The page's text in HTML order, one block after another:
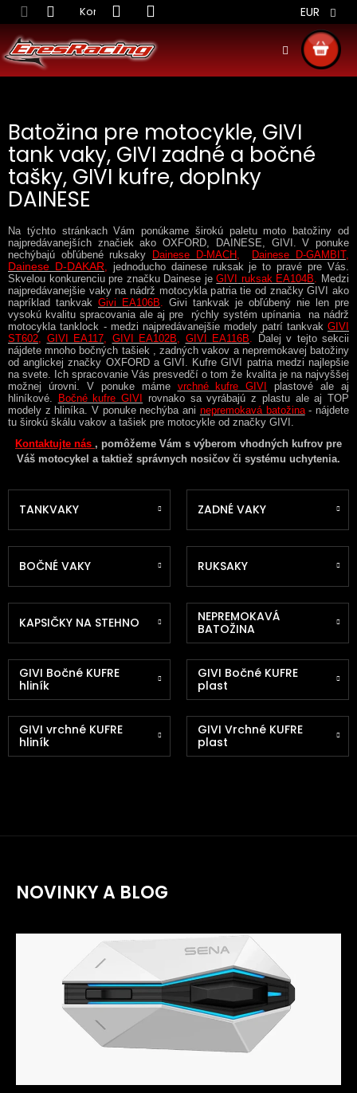
Prejsť
na
obsah
Kontakt Obchodné podmienky Doprava
EUR
KOŠÍK
Batožina pre motocykle, GIVI
tank vaky, GIVI zadné a bočné
tašky, GIVI kufre, doplnky
DAINESE
Na týchto stránkach Vám ponúkame širokú paletu moto batožiny od
najpredávanejších značiek ako OXFORD, DAINESE, GIVI. V ponuke
nechýbajú obľúbené ruksaky
Dainese D-MACH Dainese D-GAMBIT,
Dainese D-DAKAR
jednoducho dainese ruksak je to pravé pre Vás.
Skvelou konkurenciu pre značku Dainese jeGIVI ruksak EA104B
Medzi
najpredávanejšie vaky na nádrž motocykla patria tie od značky GIVI ako
napríklad tankvak Givi EA106B
Givi tankvak je obľúbený nie len pre
vysokú kvalitu spracovania ale aj pre rýchly systém upínania na nádrž
motocykla tanklock - medzi najpredávanejšie modely patrí tankvak GIVI
ST602
GIVI EA117 GIVI EA102B GIVI EA116B
Ďalej v tejto sekcii
nájdete mnoho bočných tašiek , zadných vakov a nepremokavej batožiny
od anglickej značky OXFORD a GIVI. Kufre GIVI patria medzi najlepšie
na svete. Ich spracovanie Vás presvedčí o tom že kvalita je na najvyššej
možnej úrovni. V ponuke máme vrchné kufre GIVI
plastové ale aj
hliníkové.
Bočné kufre GIVI
rovnako sa vyrábajú z plastu ale aj TOP
modely z hliníka. V ponuke nechýba ani nepremokavá batožina- nájdete
tu širokú škálu vakov a tašiek pre motocykle od značky GIVI.
Kontaktujte nás , pomôžeme Vám s výberom vhodných kufrov pre
Váš motocykel a taktiež správnych nosičov či systému uchytenia.
TANKVAKY ZADNÉ VAKY
BOČNÉ VAKY RUKSAKY
KAPSIČKY NA STEHNO
NEPREMOKAVÁ
BATOŽINA
GIVI Bočné KUFRE
hliník
GIVI Bočné KUFRE
plast
GIVI vrchné KUFRE
hliník
GIVI Vrchné KUFRE
plast
NOVINKY A BLOG